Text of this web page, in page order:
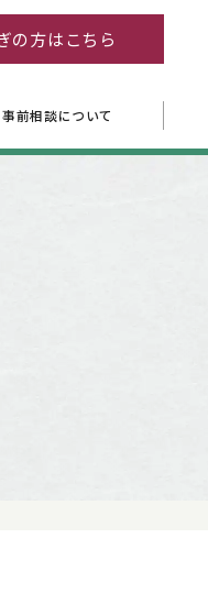
の方はこちら
事前相談について